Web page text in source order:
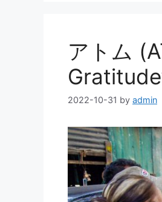
アトム
2022-10-31 by admin